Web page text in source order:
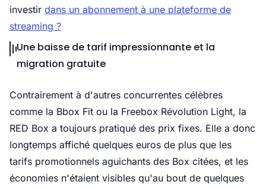
investir dans un abonnement à une plateforme de
streaming ?
Une baisse de tarif impressionnante et la
migration gratuite
Contrairement à d'autres concurrentes célèbres
comme la Bbox Fit ou la Freebox Révolution Light, la
RED Box a toujours pratiqué des prix fixes. Elle a donc
longtemps affiché quelques euros de plus que les
tarifs promotionnels aguichants des Box citées, et les
économies n'étaient visibles qu'au bout de quelques